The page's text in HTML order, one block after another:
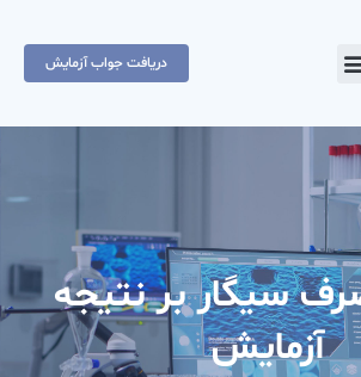
دریافت جواب آزمایش
سیگار بر نتیجه
آزمایش